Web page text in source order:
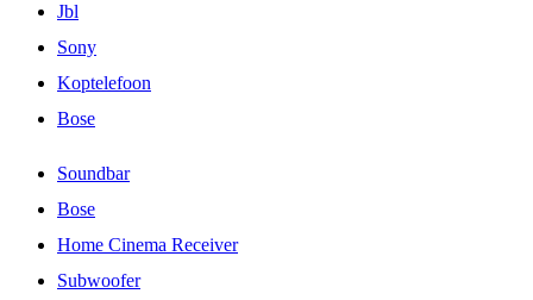
Jbl
Sony
Koptelefoon
Bose
Soundbar
Bose
Home Cinema Receiver
Subwoofer